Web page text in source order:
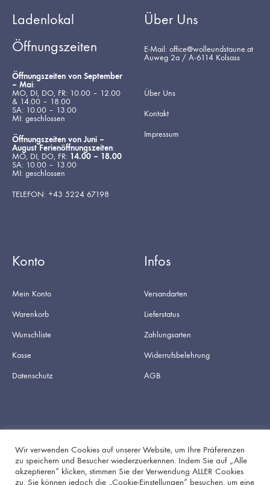
Ladenlokal
Öffnungszeiten
Öffnungszeiten von September
– Mai:
MO, DI, DO, FR: 10.00 – 12.00
& 14.00 – 18.00
SA: 10.00 – 13.00
MI: geschlossen
Öffnungszeiten von Juni –
August Ferienöffnungszeiten:
MO, DI, DO, FR: 14.00 – 18.00
SA: 10.00 – 13.00
MI: geschlossen
TELEFON: +43 5224 67198
Über Uns
E-Mail: office@wolleundstaune.at
Auweg 2a / A-6114 Kolsass
Über Uns
Kontakt
Impressum
Konto
Mein Konto
Warenkorb
Wunschliste
Kasse
Datenschutz
Infos
Versandarten
Lieferstatus
Zahlungsarten
Widerrufsbelehrung
AGB
FacebookInstagram
Wir verwenden Cookies auf unserer Website, um Ihre Präferenzen
zu speichern und Besucher wiederzuerkennen. Indem Sie auf „Alle
akzeptieren“ klicken, stimmen Sie der Verwendung ALLER Cookies
zu. Sie können jedoch die „Cookie-Einstellungen“ besuchen, um eine